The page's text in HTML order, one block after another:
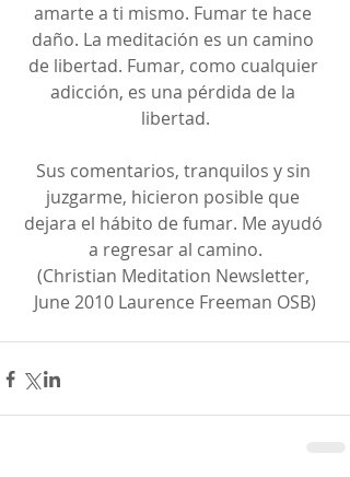
amarte a ti mismo. Fumar te hace
daño. La meditación es un camino
de libertad. Fumar, como cualquier
adicción, es una pérdida de la
libertad.
Sus comentarios, tranquilos y sin
juzgarme, hicieron posible que
dejara el hábito de fumar. Me ayudó
a regresar al camino.
(Christian Meditation Newsletter,
June 2010 Laurence Freeman OSB)